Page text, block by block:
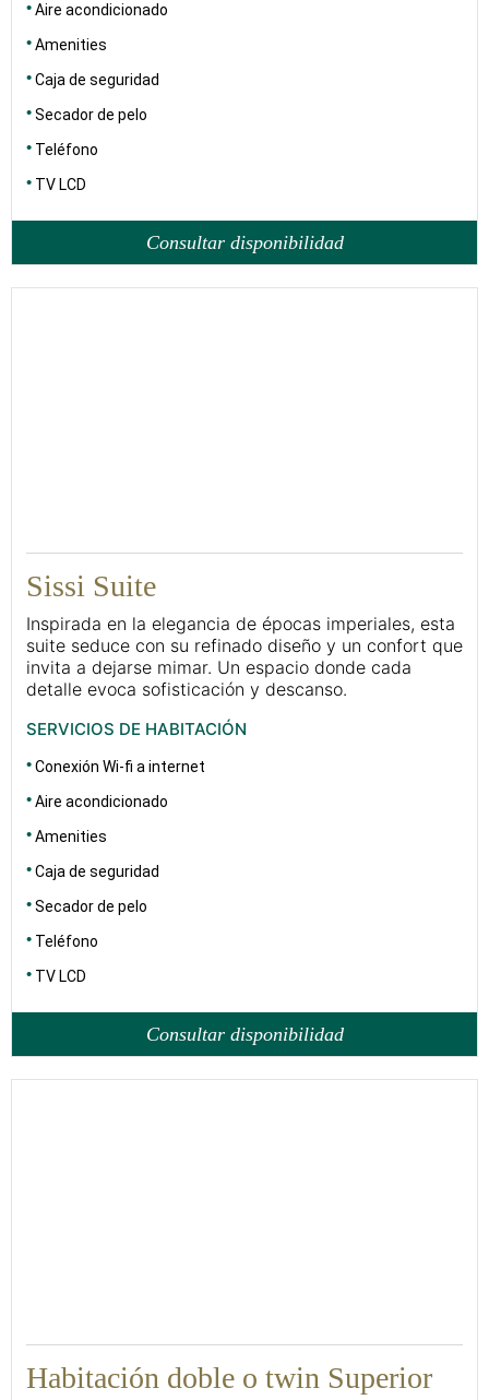
Aire acondicionado
Amenities
Caja de seguridad
Secador de pelo
Teléfono
TV LCD
Consultar disponibilidad
Sissi Suite
Inspirada en la elegancia de épocas imperiales, esta
suite seduce con su refinado diseño y un confort que
invita a dejarse mimar. Un espacio donde cada
detalle evoca sofisticación y descanso.
SERVICIOS DE HABITACIÓN
Conexión Wi-fi a internet
Aire acondicionado
Amenities
Caja de seguridad
Secador de pelo
Teléfono
TV LCD
Consultar disponibilidad
Habitación doble o twin Superior